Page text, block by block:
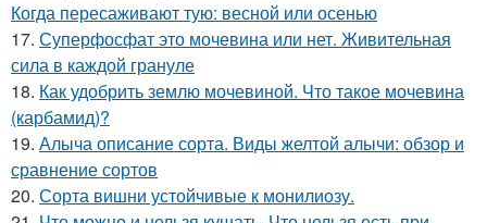
Когда пересаживают тую: весной или осенью
17. Суперфосфат это мочевина или нет. Живительная
сила в каждой грануле
18. Как удобрить землю мочевиной. Что такое мочевина
(карбамид)?
19. Алыча описание сорта. Виды желтой алычи: обзор и
сравнение сортов
20. Сорта вишни устойчивые к монилиозу.